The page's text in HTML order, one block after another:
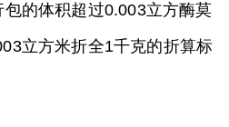
的体积超过0.003立方酶莫
立方米折全1千克的折算标